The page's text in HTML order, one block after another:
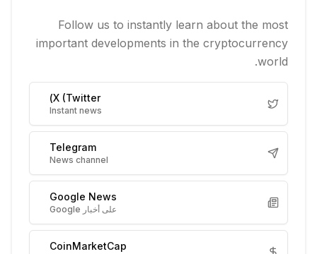
Follow us to instantly learn about the most
important developments in the cryptocurrency
world.
X (Twitter)
Instant news
Telegram
News channel
Google News
على أخبار Google
CoinMarketCap